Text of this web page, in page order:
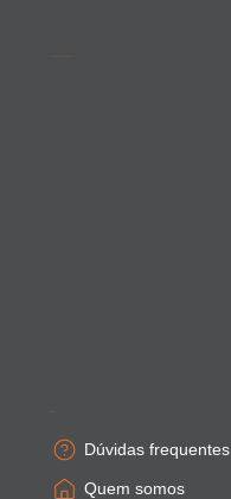
Quem somos
Dúvidas frequentes